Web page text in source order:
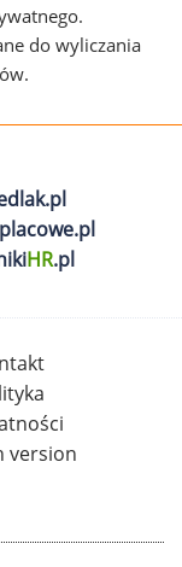
do wyliczania
HR.pl
version